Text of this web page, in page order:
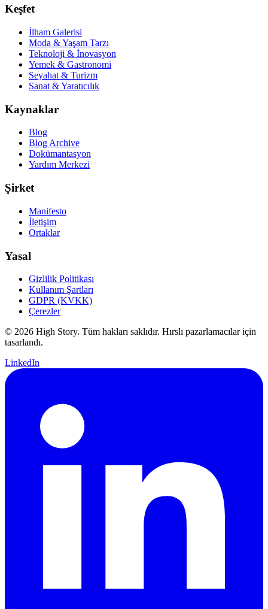
Keşfet
İlham Galerisi
Moda & Yaşam Tarzı
Teknoloji & İnovasyon
Yemek & Gastronomi
Seyahat & Turizm
Sanat & Yaratıcılık
Kaynaklar
Blog
Blog Archive
Dokümantasyon
Yardım Merkezi
Şirket
Manifesto
İletişim
Ortaklar
Yasal
Gizlilik Politikası
Kullanım Şartları
GDPR (KVKK)
Çerezler
© 2026 High Story. Tüm hakları saklıdır. Hırslı pazarlamacılar için
tasarlandı.
LinkedIn